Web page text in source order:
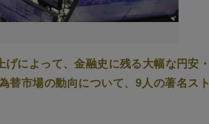
によって、金融史に残る大幅な円安・
替市場の動向について、9人の著名スト